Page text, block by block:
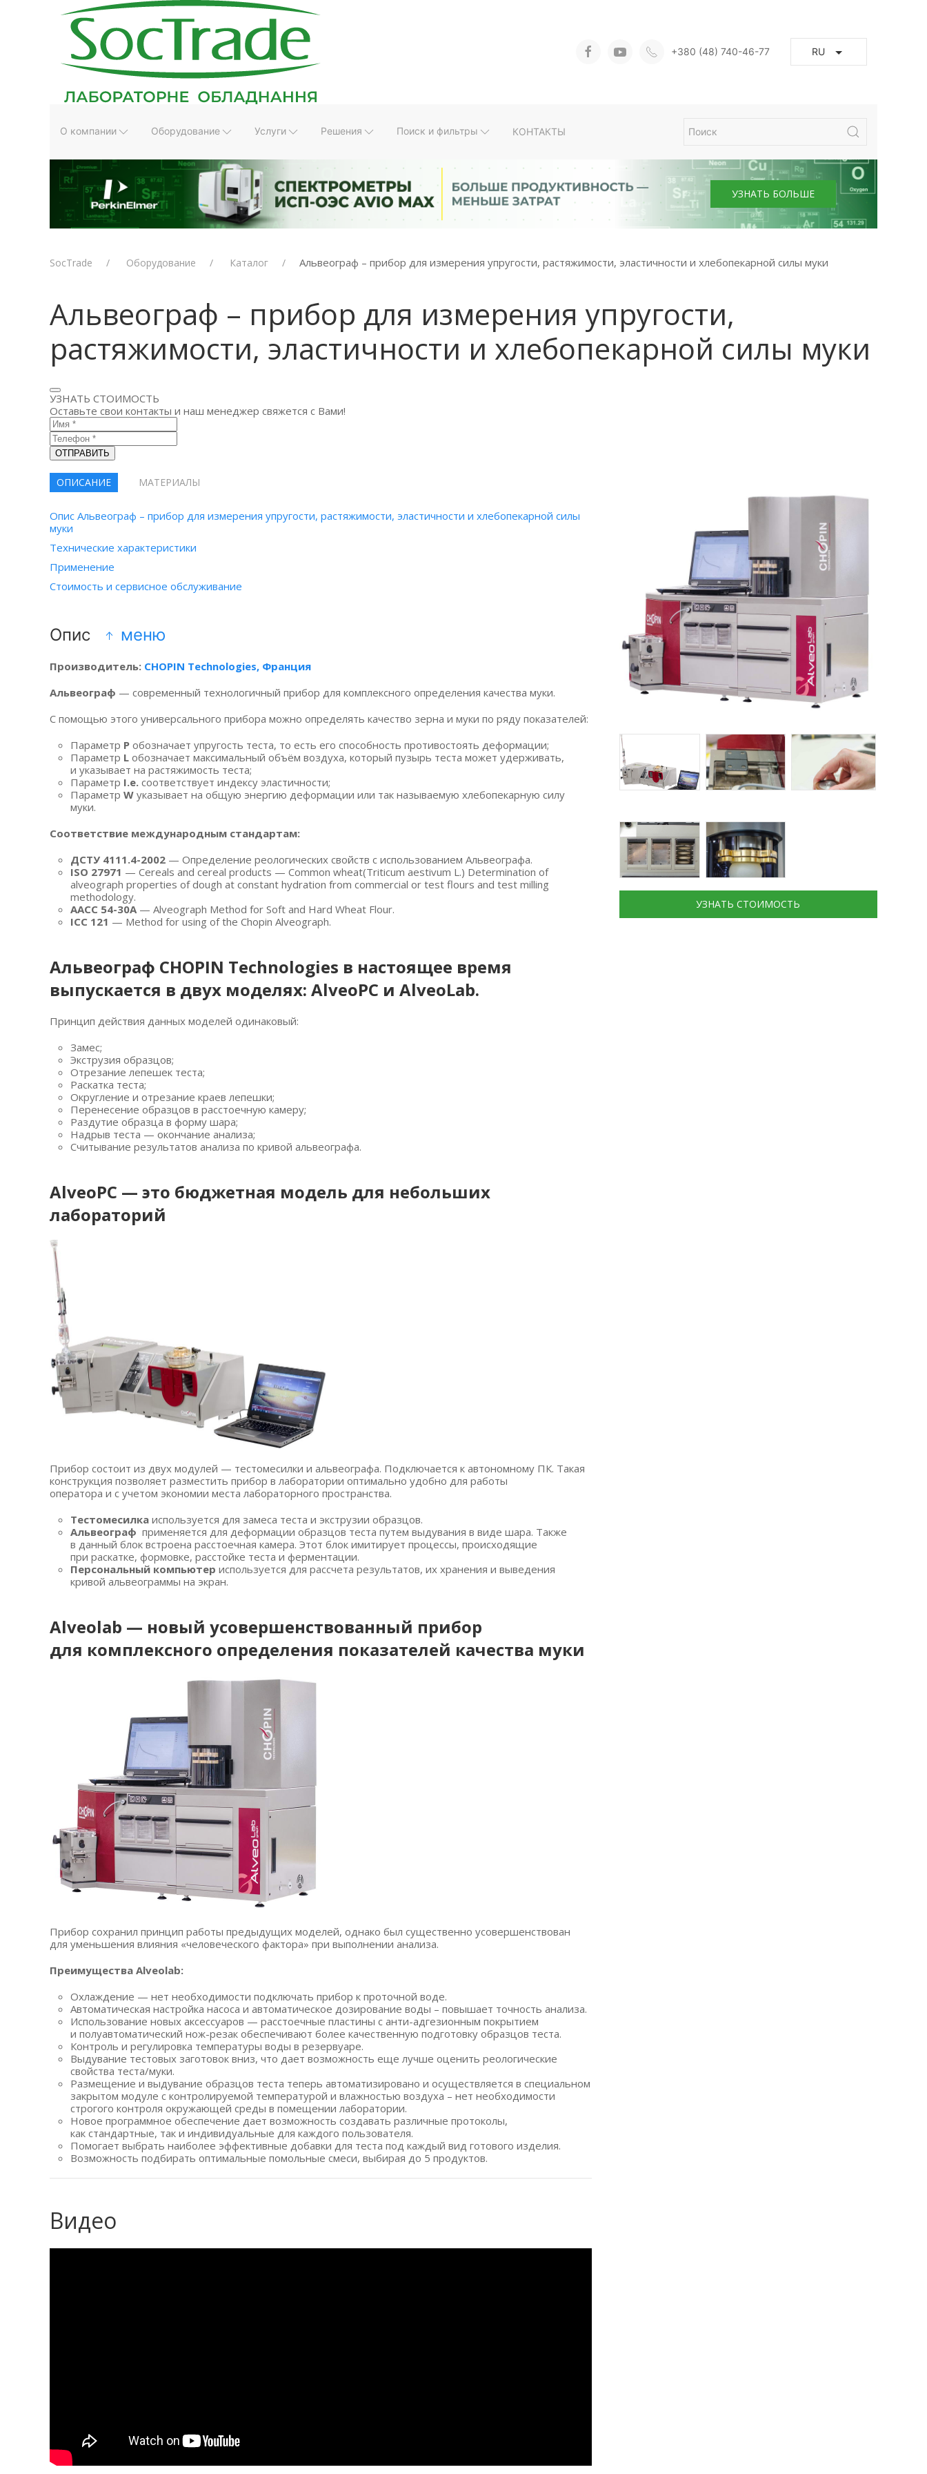
+380 (48) 740-46-77 RU
О компании Оборудование Услуги Решения Поиск и фильтры КОНТАКТЫ
УЗНАТЬ БОЛЬШЕ
SocTrade Оборудование Каталог Альвеограф – прибор для измерения упругости, растяжимости, эластичности и хлебопекарной силы муки
Альвеограф – прибор для измерения упругости,
растяжимости, эластичности и хлебопекарной силы муки
УЗНАТЬ СТОИМОСТЬ
Оставьте свои контакты и наш менеджер свяжется с Вами!
ОТПРАВИТЬ
ОПИСАНИЕ МАТЕРИАЛЫ
Опис Альвеограф – прибор для измерения упругости, растяжимости, эластичности и хлебопекарной силы
муки
Технические характеристики
Применение
Стоимость и сервисное обслуживание
Опис меню
Производитель: CHOPIN Technologies, Франция
Альвеограф — современный технологичный прибор для комплексного определения качества муки.
С помощью этого универсального прибора можно определять качество зерна и муки по ряду показателей:
Параметр Р обозначает упругость теста, то есть его способность противостоять деформации;
Параметр L обозначает максимальный объём воздуха, который пузырь теста может удерживать,
и указывает на растяжимость теста;
Параметр I.e. соответствует индексу эластичности;
Параметр W указывает на общую энергию деформации или так называемую хлебопекарную силу
муки.
Соответствие международным стандартам:
ДСТУ 4111.4-2002 — Определение реологических свойств с использованием Альвеографа.
ISO 27971 — Cereals and cereal products — Common wheat(Triticum aestivum L.) Determination of
alveograph properties of dough at constant hydration from commercial or test flours and test milling
methodology.
AACC 54-30A — Alveograph Method for Soft and Hard Wheat Flour.
ICC 121 — Method for using of the Chopin Alveograph.
Альвеограф CHOPIN Technologies в настоящее время
выпускается в двух моделях: AlveoPC и AlveoLab.
Принцип действия данных моделей одинаковый:
Замес;
Экструзия образцов;
Отрезание лепешек теста;
Раскатка теста;
Округление и отрезание краев лепешки;
Перенесение образцов в расстоечную камеру;
Раздутие образца в форму шара;
Надрыв теста — окончание анализа;
Считывание результатов анализа по кривой альвеографа.
AlveoPC — это бюджетная модель для небольших
лабораторий
Прибор состоит из двух модулей — тестомесилки и альвеографа. Подключается к автономному ПК. Такая
конструкция позволяет разместить прибор в лаборатории оптимально удобно для работы
оператора и с учетом экономии места лабораторного пространства.
Тестомесилка используется для замеса теста и экструзии образцов.
Альвеограф применяется для деформации образцов теста путем выдувания в виде шара. Также
в данный блок встроена расстоечная камера. Этот блок имитирует процессы, происходящие
при раскатке, формовке, расстойке теста и ферментации.
Персональный компьютер используется для рассчета результатов, их хранения и выведения
кривой альвеограммы на экран.
Alveolab — новый усовершенствованный прибор
для комплексного определения показателей качества муки
Прибор сохранил принцип работы предыдущих моделей, однако был существенно усовершенствован
для уменьшения влияния «человеческого фактора» при выполнении анализа.
Преимущества Alveolab:
Охлаждение — нет необходимости подключать прибор к проточной воде.
Автоматическая настройка насоса и автоматическое дозирование воды – повышает точность анализа.
Использование новых аксессуаров — расстоечные пластины с анти-адгезионным покрытием
и полуавтоматический нож-резак обеспечивают более качественную подготовку образцов теста.
Контроль и регулировка температуры воды в резервуаре.
Выдувание тестовых заготовок вниз, что дает возможность еще лучше оценить реологические
свойства теста/муки.
Размещение и выдувание образцов теста теперь автоматизировано и осуществляется в специальном
закрытом модуле с контролируемой температурой и влажностью воздуха – нет необходимости
строгого контроля окружающей среды в помещении лаборатории.
Новое программное обеспечение дает возможность создавать различные протоколы,
как стандартные, так и индивидуальные для каждого пользователя.
Помогает выбрать наиболее эффективные добавки для теста под каждый вид готового изделия.
Возможность подбирать оптимальные помольные смеси, выбирая до 5 продуктов.
Видео
УЗНАТЬ СТОИМОСТЬ